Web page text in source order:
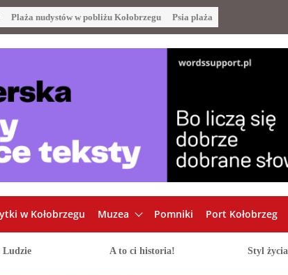
Plaża nudystów w pobliżu Kołobrzegu Psia plaża
w Kołobrzegu Muzea Pomniki Port Kołobrzeg
Ludzie A to ci historia! Styl życia